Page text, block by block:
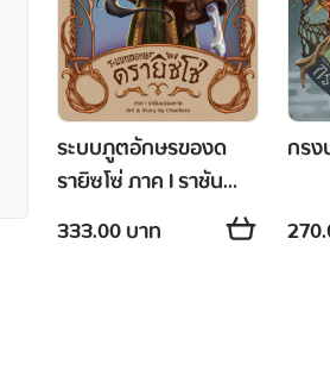
ระบบภูตอักษรของด
รายิซโซ่ ภาค I ราชัน
บรรพกาล
333.00 บาท
กร